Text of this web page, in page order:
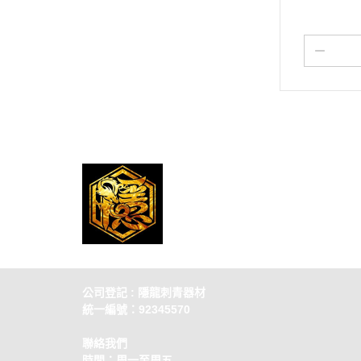
公司登記 : 隱龍刺青器材
統一編號：92345570
聯絡我們